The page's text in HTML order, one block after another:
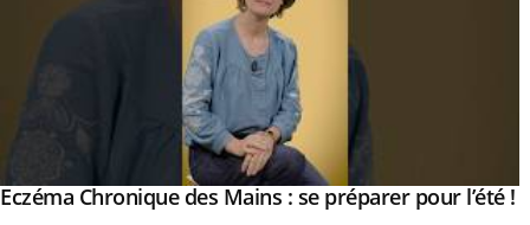
Youtube
Eczéma Chronique des Mains : se préparer pour l’été !